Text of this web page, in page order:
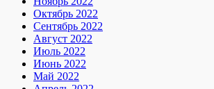
Октябрь 2022
Сентябрь 2022
Август 2022
Июль 2022
Июнь 2022
Май 2022